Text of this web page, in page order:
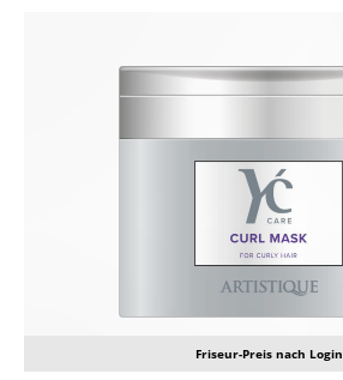
Friseur-Preis nach Login